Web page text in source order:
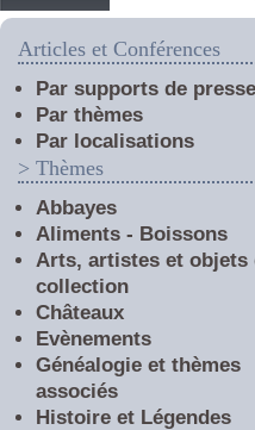
Articles et Conférences
Par supports de presse
Par thèmes
Par localisations
> Thèmes
Abbayes
Aliments - Boissons
Arts, artistes et objets
collection
Châteaux
Evènements
Généalogie et thèmes
associés
Histoire et Légendes